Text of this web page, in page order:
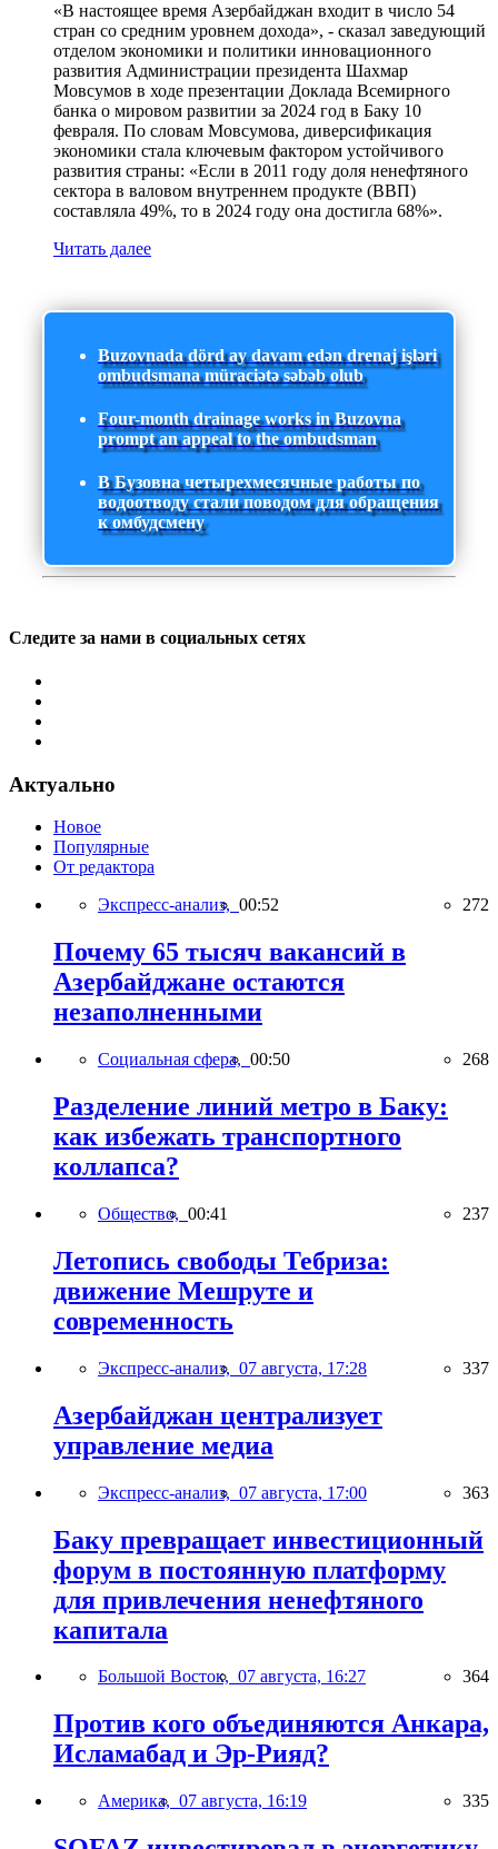
«В настоящее время Азербайджан входит в число 54
стран со средним уровнем дохода», - сказал заведующий
отделом экономики и политики инновационного
развития Администрации президента Шахмар
Мовсумов в ходе презентации Доклада Всемирного
банка о мировом развитии за 2024 год в Баку 10
февраля. По словам Мовсумова, диверсификация
экономики стала ключевым фактором устойчивого
развития страны: «Если в 2011 году доля ненефтяного
сектора в валовом внутреннем продукте (ВВП)
составляла 49%, то в 2024 году она достигла 68%».
Читать далее
Buzovnada dörd ay davam edən drenaj işləri
ombudsmana müraciətə səbəb olub
Four-month drainage works in Buzovna
prompt an appeal to the ombudsman
В Бузовна четырехмесячные работы по
водоотводу стали поводом для обращения
к омбудсмену
Следите за нами в социальных сетях
Актуально
Новое
Популярные
От редактора
Экспресс-анализ, 00:52 272
Почему 65 тысяч вакансий в
Азербайджане остаются
незаполненными
Социальная сфера, 00:50 268
Разделение линий метро в Баку:
как избежать транспортного
коллапса?
Общество, 00:41 237
Летопись свободы Тебриза:
движение Мешруте и
современность
Экспресс-анализ, 07 августа, 17:28 337
Азербайджан централизует
управление медиа
Экспресс-анализ, 07 августа, 17:00 363
Баку превращает инвестиционный
форум в постоянную платформу
для привлечения ненефтяного
капитала
Большой Восток, 07 августа, 16:27 364
Против кого объединяются Анкара,
Исламабад и Эр-Рияд?
Америка, 07 августа, 16:19 335